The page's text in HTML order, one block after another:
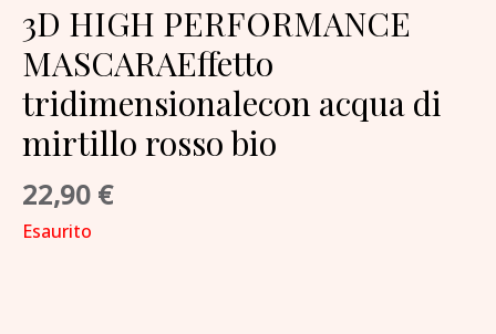
3D HIGH PERFORMANCE
MASCARAEffetto
tridimensionalecon acqua di
mirtillo rosso bio
22,90 €
Esaurito
disattiva
disattiva